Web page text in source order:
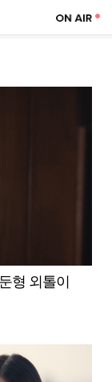
형 외톨이